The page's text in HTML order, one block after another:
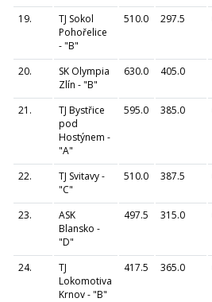
19.
TJ Sokol
Pohořelice
- "B"
510.0 297.5
20.
SK Olympia
Zlín - "B"
630.0 405.0
21.
TJ Bystřice
pod
Hostýnem -
"A"
595.0 385.0
22.
TJ Svitavy -
"C"
510.0 387.5
23.
ASK
Blansko -
"D"
497.5 315.0
24.
TJ
Lokomotiva
Krnov - "B"
417.5 365.0